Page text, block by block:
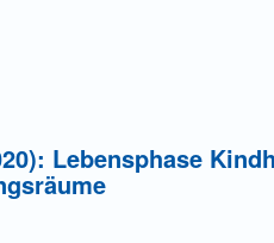
Lebensphase